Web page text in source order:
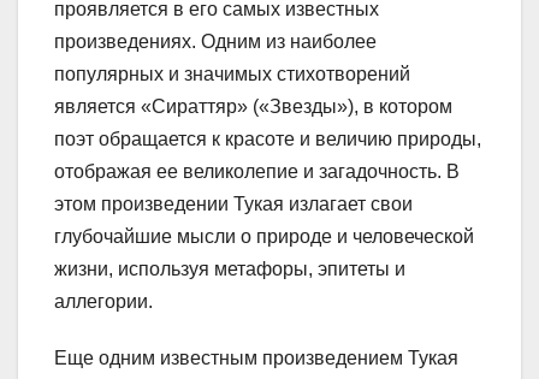
проявляется в его самых известных
произведениях. Одним из наиболее
популярных и значимых стихотворений
является «Сираттяр» («Звезды»), в котором
поэт обращается к красоте и величию природы,
отображая ее великолепие и загадочность. В
этом произведении Тукая излагает свои
глубочайшие мысли о природе и человеческой
жизни, используя метафоры, эпитеты и
аллегории.
Еще одним известным произведением Тукая